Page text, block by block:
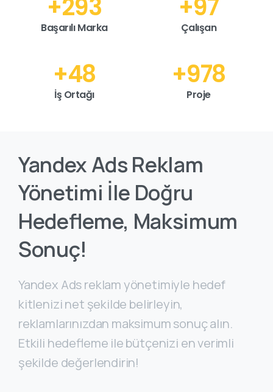
+300
Başarılı Marka
+100
Çalışan
+50
İş Ortağı
+1000
Proje
YandexAdsReklam
Yönetimi İle Doğru
Hedefleme, Maksimum
Sonuç!
Yandex Ads reklam yönetimiyle hedef
kitlenizi net şekilde belirleyin,
reklamlarınızdan maksimum sonuç alın.
Etkili hedefleme ile bütçenizi en verimli
şekilde değerlendirin!